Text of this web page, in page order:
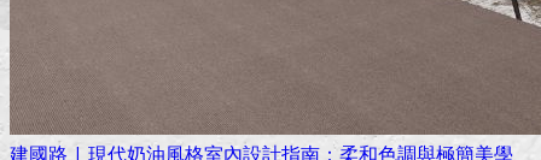
建國路 | 現代奶油風格室內設計指南：柔和色調與極簡美學